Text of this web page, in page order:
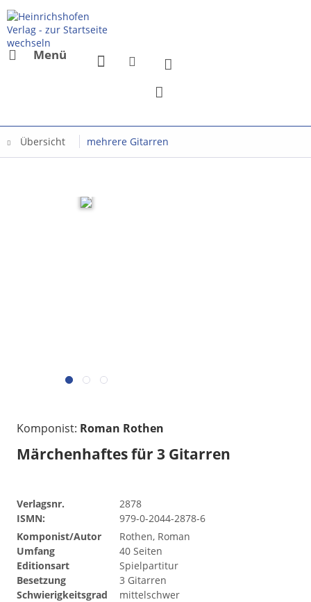
Menü
Übersicht mehrere Gitarren
Komponist: Roman Rothen
Märchenhaftes für 3 Gitarren
Verlagsnr.
2878
ISMN:
979-0-2044-2878-6
Komponist/Autor
Rothen, Roman
Umfang
40 Seiten
Editionsart
Spielpartitur
Besetzung
3 Gitarren
Schwierigkeitsgrad
mittelschwer